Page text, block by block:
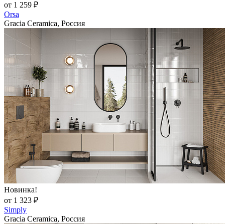
от 1 259 ₽
Orsa
Gracia Ceramica, Россия
Новинка!
от 1 323 ₽
Simply
Gracia Ceramica, Россия